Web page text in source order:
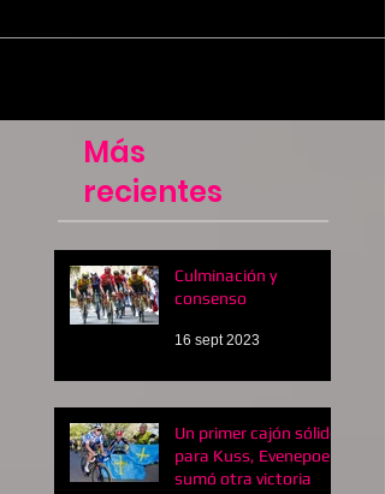
Más
recientes
Culminación y
consenso
16 sept 2023
Un primer cajón sólido
para Kuss, Evenepoel
sumó otra victoria